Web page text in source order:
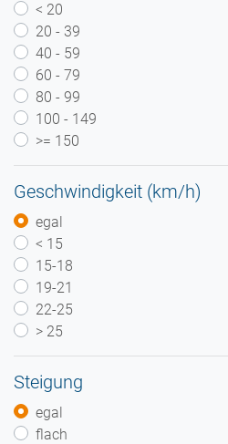
< 20
20 - 39
40 - 59
60 - 79
80 - 99
100 - 149
>= 150
Geschwindigkeit (km/h)
egal
< 15
15-18
19-21
22-25
> 25
Steigung
egal
flach